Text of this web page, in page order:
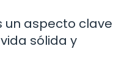
un aspecto clave
sólida y